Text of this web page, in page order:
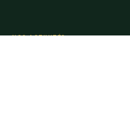
NOS ACTIVITÉS